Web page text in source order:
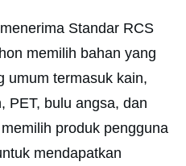
Standar RCS
memilih bahan yang
umum termasuk kain,
PET, bulu angsa, dan
produk pengguna
mendapatkan